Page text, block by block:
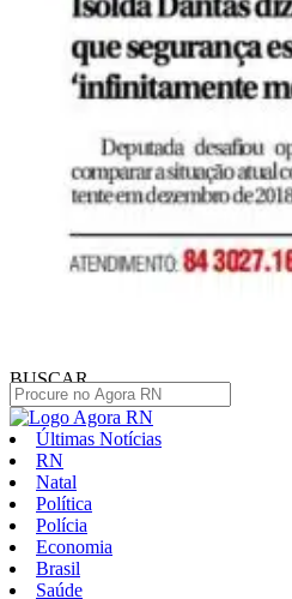
BUSCAR
Últimas Notícias
RN
Natal
Política
Polícia
Economia
Brasil
Saúde